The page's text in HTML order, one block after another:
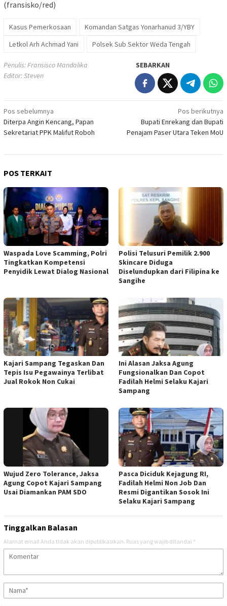
(fransisko/red)
Kasus Pemerkosaan
Komandan Satgas Yonarhanud 3/YBY
Letkol Arh Achmad Yani
Polsek Sub Sektor Weda Tengah
Penulis: Fransisco Mandalika
Editor: Steven
SEBARKAN
Navigasi
pos
Pos sebelumnya
Diterpa Angin Kencang, Papan
Sekretariat PPK Malifut Roboh
Pos berikutnya
Bupati Enrekang dan Bupati
Penajam Paser Utara Teken MoU
POS TERKAIT
Waspada Love Scamming, Polri
Tingkatkan Kompetensi
Penyidik Lewat Dialog Nasional
Polisi Telusuri Pemilik 2.900
Skincare Diduga
Diselundupkan dari Filipina ke
Sangihe
Kajari Sampang Tegaskan Dan
Tepis Isu Pegawainya Terlibat
Jual Rokok Non Cukai
Ini Alasan Jaksa Agung
Fungsionalkan Dan Copot
Fadilah Helmi Selaku Kajari
Sampang
Wujud Zero Tolerance, Jaksa
Agung Copot Kajari Sampang
Usai Diamankan PAM SDO
Pasca Diciduk Kejagung RI,
Fadilah Helmi Non Job Dan
Resmi Digantikan Sosok Ini
Selaku Kajari Sampang
Tinggalkan Balasan
Alamat email Anda tidak akan dipublikasikan. Ruas yang wajib ditandai *